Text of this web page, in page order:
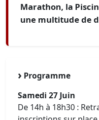
Marathon, la
une multitude de
Programme
Samedi 27 Juin
De 14h à 18h30 :